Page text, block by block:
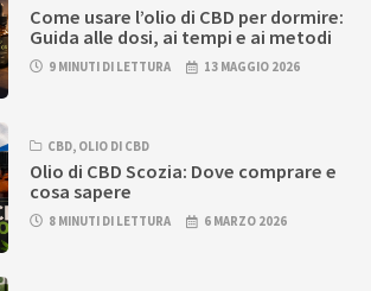
Come usare l’olio di CBD per dormire:
Guida alle dosi, ai tempi e ai metodi
9 MINUTI DI LETTURA 13 MAGGIO 2026
CBD, OLIO DI CBD
Olio di CBD Scozia: Dove comprare e
cosa sapere
8 MINUTI DI LETTURA 6 MARZO 2026